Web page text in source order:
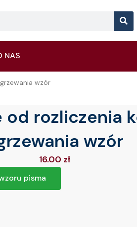
NAS
wzór
od rozliczenia
wzór
16.00 zł
pisma